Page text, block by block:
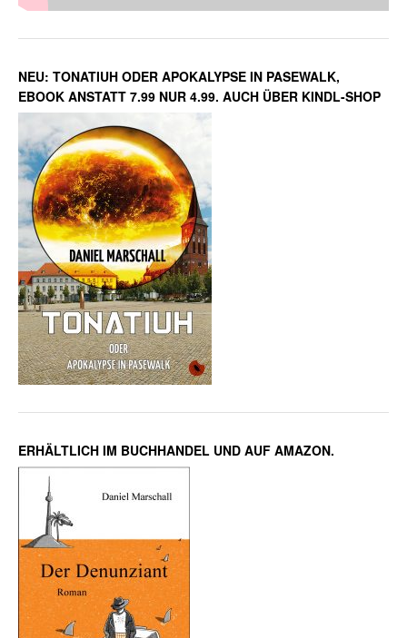
NEU: TONATIUH ODER APOKALYPSE IN PASEWALK,
EBOOK ANSTATT 7.99 NUR 4.99. AUCH ÜBER KINDL-SHOP
ERHÄLTLICH IM BUCHHANDEL UND AUF AMAZON.